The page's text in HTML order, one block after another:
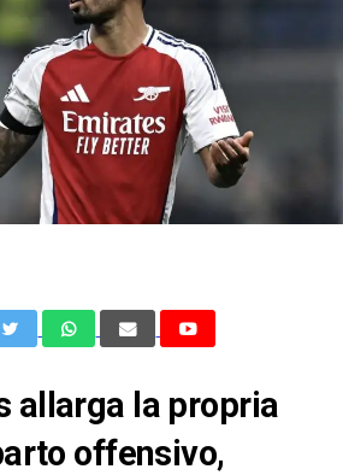
allarga la propria
offensivo,